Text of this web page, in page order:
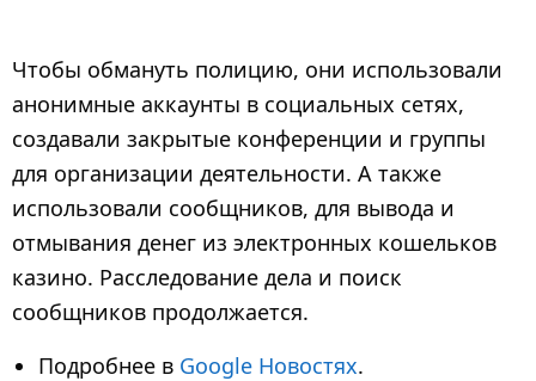
Чтобы обмануть полицию, они использовали
анонимные аккаунты в социальных сетях,
создавали закрытые конференции и группы
для организации деятельности. А также
использовали сообщников, для вывода и
отмывания денег из электронных кошельков
казино. Расследование дела и поиск
сообщников продолжается.
Подробнее в Google Новостях.